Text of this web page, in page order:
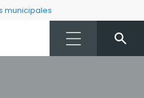
municipales